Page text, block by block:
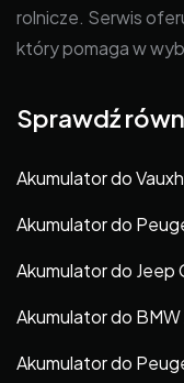
rolnicze. Serwis
który pomaga w
Sprawdź
Akumulator do
Akumulator do
Akumulator do Jeep
Akumulator do BMW
Akumulator do